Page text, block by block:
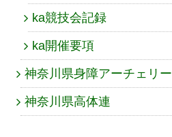
ka競技会記録
ka開催要項
神奈川県身障アーチェリー
神奈川県高体連